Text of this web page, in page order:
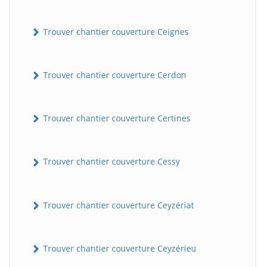
Trouver chantier couverture Ceignes
Trouver chantier couverture Cerdon
Trouver chantier couverture Certines
Trouver chantier couverture Cessy
Trouver chantier couverture Ceyzériat
Trouver chantier couverture Ceyzérieu